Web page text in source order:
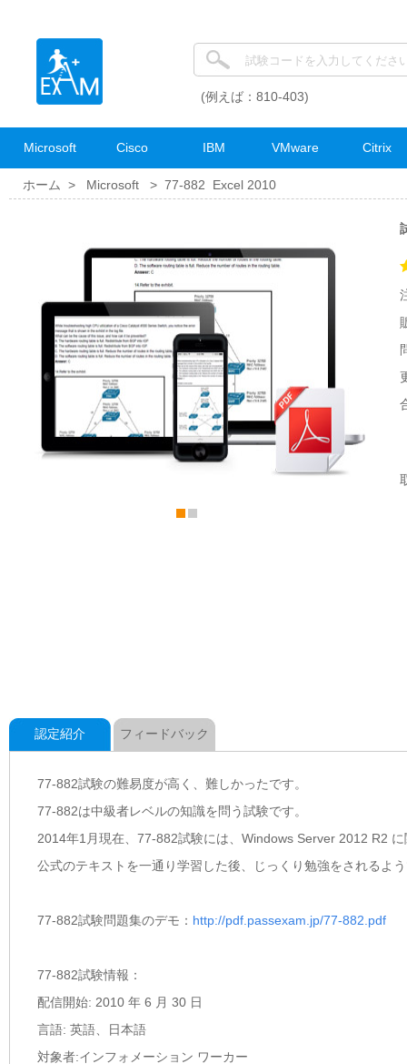
(例えば：810-403)
Microsoft Cisco IBM VMware Citrix
ホーム > Microsoft > 77-882 Excel 2010
認定紹介 フィードバック
77-882試験の難易度が高く、難しかったです。
77-882は中級者レベルの知識を問う試験です。
2014年1月現在、77-882試験には、Windows Server 2012 R2
公式のテキストを一通り学習した後、じっくり勉強をされるよ
77-882試験問題集のデモ： http://pdf.passexam.jp/77-882.pdf
77-882試験情報：
配信開始: 2010 年 6 月 30 日
言語: 英語、日本語
対象者:インフォメーション ワーカー